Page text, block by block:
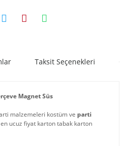
Taksit Seçenekleri
Magnet Süs
malzemeleri kostüm ve parti
ucuz fiyat karton tabak karton